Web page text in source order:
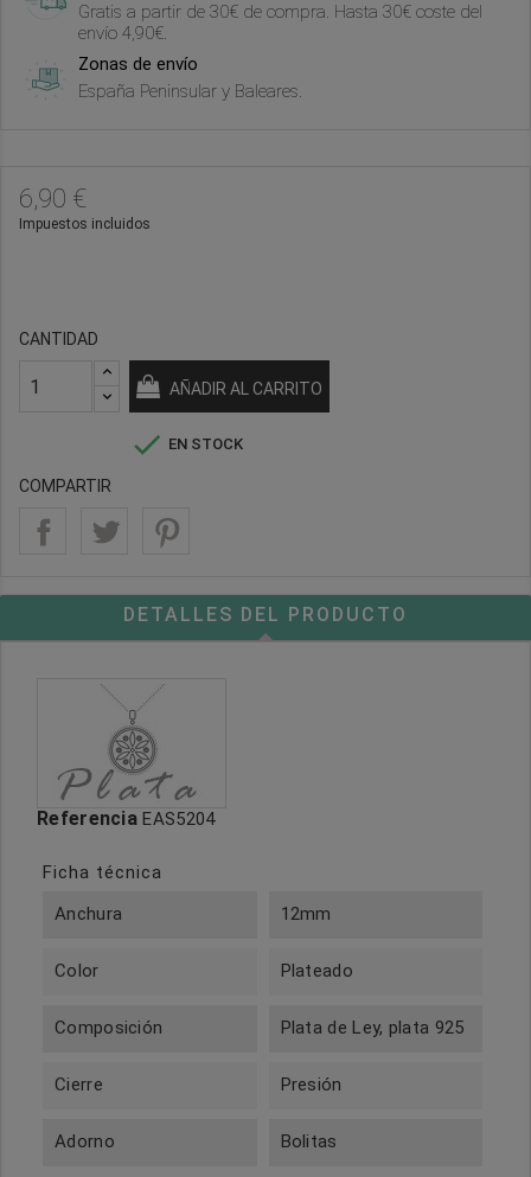
Gratis a partir de 30€ de compra. Hasta 30€ coste del
envío 4,90€.
Zonas de envío
España Peninsular y Baleares.
6,90 €
Impuestos incluidos
CANTIDAD
AÑADIR AL CARRITO
 EN STOCK
COMPARTIR
DETALLES DEL PRODUCTO
Referencia EAS5204
Ficha técnica
Anchura
12mm
Color Plateado
Composición Plata de Ley, plata 925
Cierre Presión
Adorno Bolitas